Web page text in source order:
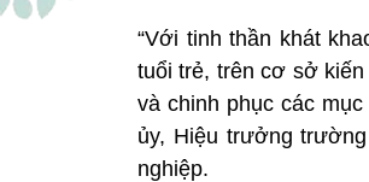
“Với tinh thần khát
tuổi trẻ, trên cơ sở
và chinh phục các
ủy, Hiệu trưởng
nghiệp.